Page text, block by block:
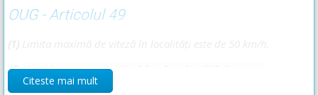
OUG - Articolul 49
(4)Limitele maxime de viteză în afara localităților sunt:
a)
pe autostrăzi - 130 km/h;
Citeste mai mult